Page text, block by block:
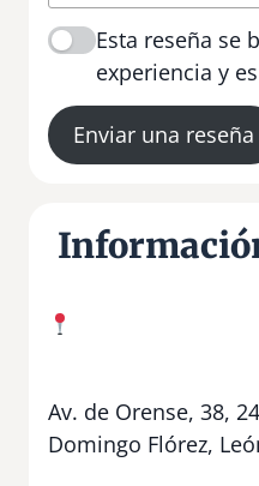
Esta reseña se
experiencia y
Enviar una reseña
Av. de Orense, 38,
Domingo Flórez,